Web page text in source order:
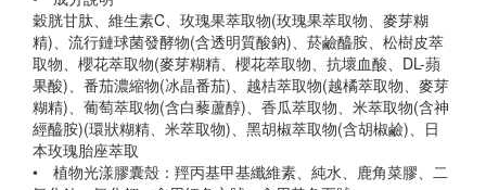
穀胱甘肽、維生素C、玫瑰果萃取物(玫瑰果萃取物、麥芽糊
精)、流行鏈球菌發酵物(含透明質酸鈉)、菸鹼醯胺、松樹皮萃
取物、櫻花萃取物(麥芽糊精、櫻花萃取物、抗壞血酸、DL-蘋
果酸)、番茄濃縮物(冰晶番茄)、越桔萃取物(越橘萃取物、麥芽
糊精)、葡萄萃取物(含白藜蘆醇)、香瓜萃取物、米萃取物(含神
經醯胺)(環狀糊精、米萃取物)、黑胡椒萃取物(含胡椒鹼)、日
本玫瑰胎座萃取
• 植物光漾膠囊殼：羥丙基甲基纖維素、純水、鹿角菜膠、二